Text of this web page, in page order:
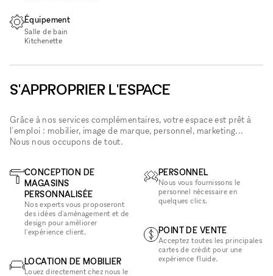
Équipement
Salle de bain
Kitchenette
S'APPROPRIER L'ESPACE
Grâce à nos services complémentaires, votre espace est prêt à
l'emploi : mobilier, image de marque, personnel, marketing...
Nous nous occupons de tout.
CONCEPTION DE
MAGASINS
PERSONNALISÉE
Nos experts vous proposeront
des idées d'aménagement et de
design pour améliorer
l'expérience client.
LOCATION DE MOBILIER
Louez directement chez nous le
PERSONNEL
Nous vous fournissons le
personnel nécessaire en
quelques clics.
POINT DE VENTE
Acceptez toutes les principales
cartes de crédit pour une
expérience fluide.